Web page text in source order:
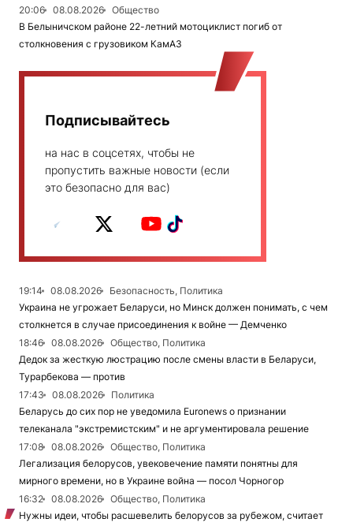
20:06 08.08.2026
Общество
В Белыничском районе 22-летний мотоциклист погиб от
столкновения с грузовиком КамАЗ
Подписывайтесь
на нас в соцсетях, чтобы не
пропустить важные новости (если
это безопасно для вас)
19:14 08.08.2026
Безопасность, Политика
Украина не угрожает Беларуси, но Минск должен понимать, с чем
столкнется в случае присоединения к войне — Демченко
18:46
08.08.2026
Общество, Политика
Дедок за жесткую люстрацию после смены власти в Беларуси,
Турарбекова — против
17:43
08.08.2026
Политика
Беларусь до сих пор не уведомила Euronews о признании
телеканала "экстремистским" и не аргументировала решение
17:08
08.08.2026
Общество, Политика
Легализация белорусов, увековечение памяти понятны для
мирного времени, но в Украине война — посол Чорногор
16:32
08.08.2026
Общество, Политика
Нужны идеи, чтобы расшевелить белорусов за рубежом, считает